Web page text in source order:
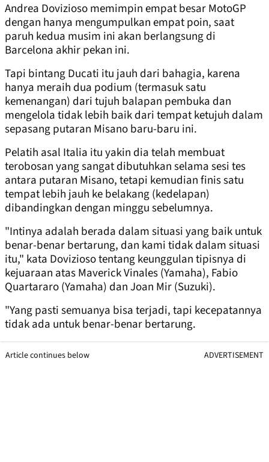
Andrea Dovizioso memimpin empat besar MotoGP
dengan hanya mengumpulkan empat poin, saat
paruh kedua musim ini akan berlangsung di
Barcelona akhir pekan ini.
Tapi bintang Ducati itu jauh dari bahagia, karena
hanya meraih dua podium (termasuk satu
kemenangan) dari tujuh balapan pembuka dan
mengelola tidak lebih baik dari tempat ketujuh dalam
sepasang putaran Misano baru-baru ini.
Pelatih asal Italia itu yakin dia telah membuat
terobosan yang sangat dibutuhkan selama sesi tes
antara putaran Misano, tetapi kemudian finis satu
tempat lebih jauh ke belakang (kedelapan)
dibandingkan dengan minggu sebelumnya.
"Intinya adalah berada dalam situasi yang baik untuk
benar-benar bertarung, dan kami tidak dalam situasi
itu," kata Dovizioso tentang keunggulan tipisnya di
kejuaraan atas Maverick Vinales (Yamaha), Fabio
Quartararo (Yamaha) dan Joan Mir (Suzuki).
"Yang pasti semuanya bisa terjadi, tapi kecepatannya
tidak ada untuk benar-benar bertarung.
Article continues below ADVERTISEMENT